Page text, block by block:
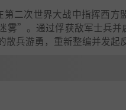
第二次世界大战中指挥西
雾”。通过俘获敌军士兵并
散兵游勇，重新整编并发起